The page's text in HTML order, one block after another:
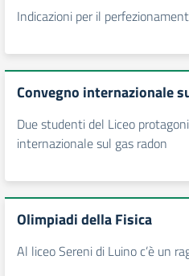
Indicazioni per il
Convegno internazionale
Due studenti del Liceo
internazionale sul gas radon
Olimpiadi della Fisica
Al liceo Sereni di Luino c’è un